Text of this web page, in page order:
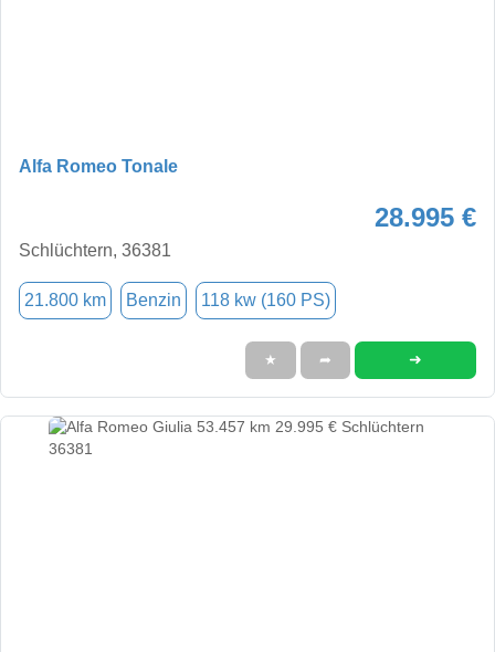
Alfa Romeo Tonale
28.995 €
Schlüchtern, 36381
21.800 km Benzin 118 kw (160 PS)
★ ➦ ➜